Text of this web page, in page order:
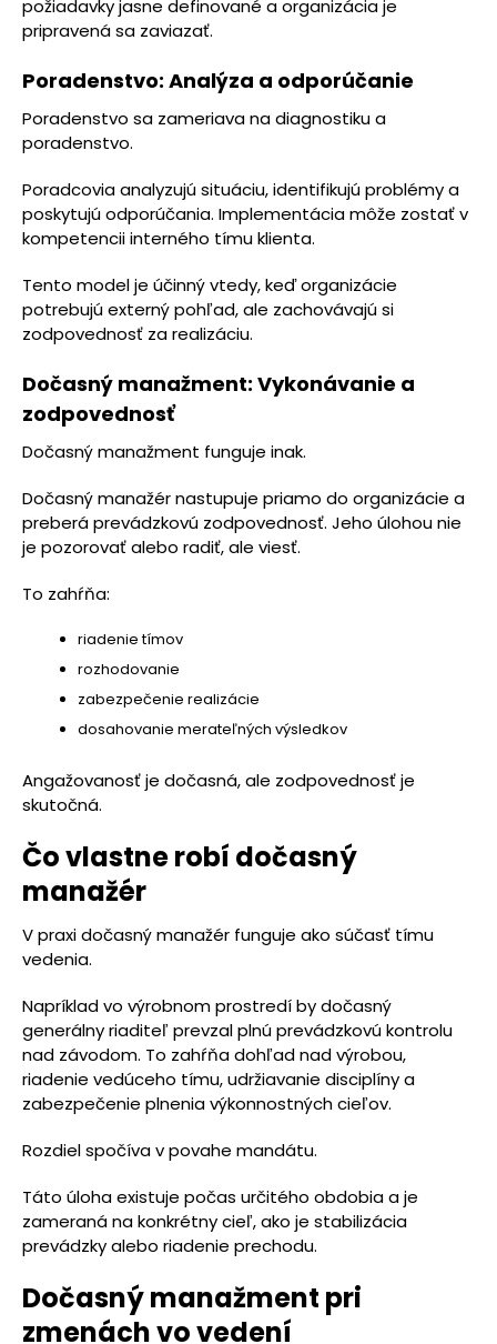
požiadavky jasne definované a organizácia je
pripravená sa zaviazať.
Poradenstvo: Analýza a odporúčanie
Poradenstvo sa zameriava na diagnostiku a
poradenstvo.
Poradcovia analyzujú situáciu, identifikujú problémy a
poskytujú odporúčania. Implementácia môže zostať v
kompetencii interného tímu klienta.
Tento model je účinný vtedy, keď organizácie
potrebujú externý pohľad, ale zachovávajú si
zodpovednosť za realizáciu.
Dočasný manažment: Vykonávanie a
zodpovednosť
Dočasný manažment funguje inak.
Dočasný manažér nastupuje priamo do organizácie a
preberá prevádzkovú zodpovednosť. Jeho úlohou nie
je pozorovať alebo radiť, ale viesť.
To zahŕňa:
riadenie tímov
rozhodovanie
zabezpečenie realizácie
dosahovanie merateľných výsledkov
Angažovanosť je dočasná, ale zodpovednosť je
skutočná.
Čo vlastne robí dočasný
manažér
V praxi dočasný manažér funguje ako súčasť tímu
vedenia.
Napríklad vo výrobnom prostredí by dočasný
generálny riaditeľ prevzal plnú prevádzkovú kontrolu
nad závodom. To zahŕňa dohľad nad výrobou,
riadenie vedúceho tímu, udržiavanie disciplíny a
zabezpečenie plnenia výkonnostných cieľov.
Rozdiel spočíva v povahe mandátu.
Táto úloha existuje počas určitého obdobia a je
zameraná na konkrétny cieľ, ako je stabilizácia
prevádzky alebo riadenie prechodu.
Dočasný manažment pri
zmenách vo vedení